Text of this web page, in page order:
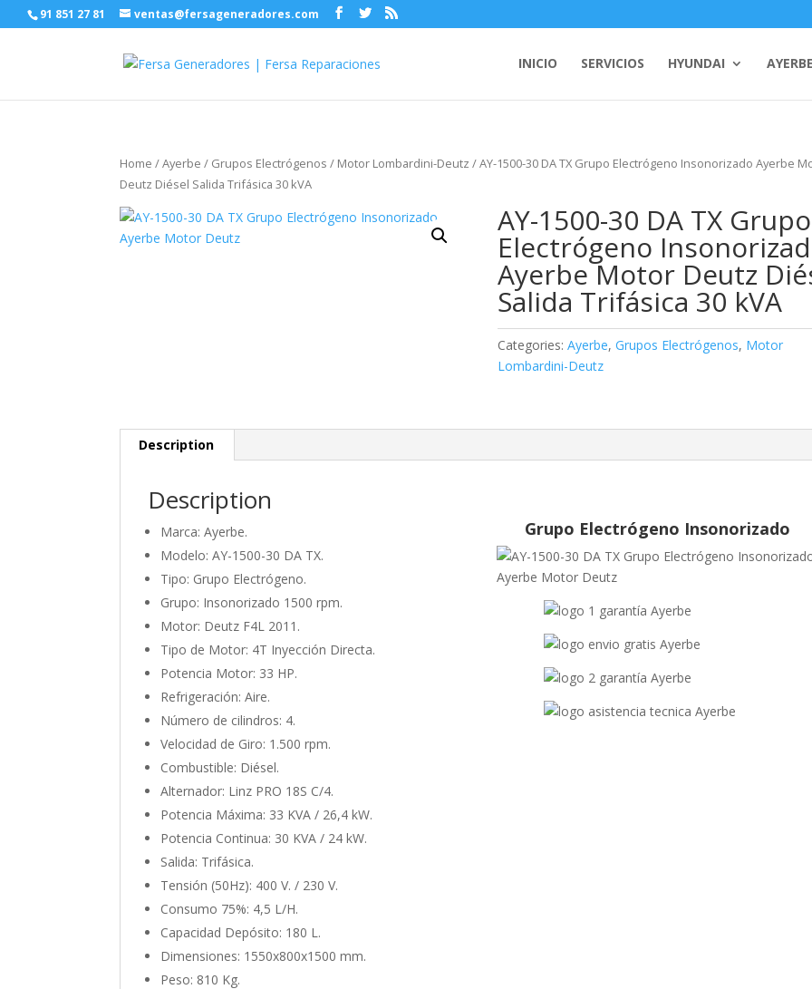
91 851 27 81 ventas@fersageneradores.com
INICIO SERVICIOS HYUNDAI AYERBE
Home /Ayerbe / Grupos Electrógenos / Motor Lombardini-Deutz / AY-1500-30 DA TX Grupo Electrógeno Insonorizado Ayerbe
Deutz Diésel Salida Trifásica 30 kVA
AY-1500-30 DA TX Grupo
Electrógeno
Ayerbe Motor Deutz
Salida Trifásica 30 kVA
Categories: Ayerbe, Grupos Electrógenos, Motor
Lombardini-Deutz
Description
Description
Marca: Ayerbe.
Modelo: AY-1500-30 DA TX.
Tipo: Grupo Electrógeno.
Grupo: Insonorizado 1500 rpm.
Motor: Deutz F4L 2011.
Tipo de Motor: 4T Inyección Directa.
Potencia Motor: 33 HP.
Refrigeración: Aire.
Número de cilindros: 4.
Velocidad de Giro: 1.500 rpm.
Combustible: Diésel.
Alternador: Linz PRO 18S C/4.
Potencia Máxima: 33 KVA / 26,4 kW.
Potencia Continua: 30 KVA / 24 kW.
Salida: Trifásica.
Tensión (50Hz): 400 V. / 230 V.
Consumo 75%: 4,5 L/H.
Capacidad Depósito: 180 L.
Dimensiones: 1550x800x1500 mm.
Peso: 810 Kg.
Grupo Electrógeno Insonorizado